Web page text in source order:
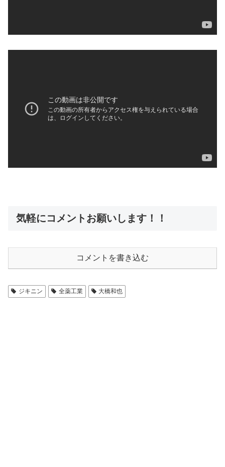
気軽にコメントお願いします！！
コメントを書き込む
ジキニン 全薬工業 大橋和也